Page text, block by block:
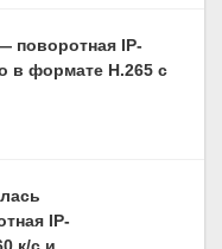
поворотная IP-
в формате H.265 с
IP-